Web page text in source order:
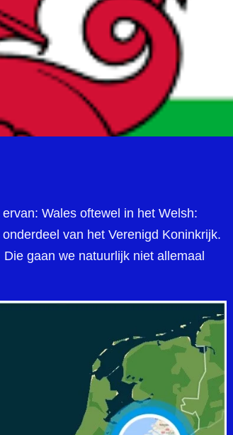
Wales oftewel in het Welsh:
van het Verenigd Koninkrijk.
gaan we natuurlijk niet allemaal